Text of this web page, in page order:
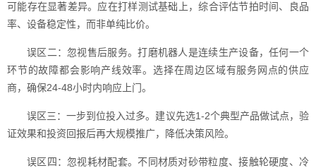
可能存在显著差异。应在打样测试基础上，综合评估节拍时间、良品
率、设备稳定性，而非单纯比价。
误区二：忽视售后服务。打磨机器人是连续生产设备，任何一个
环节的故障都会影响产线效率。选择在周边区域有服务网点的供应
商，确保24-48小时内响应上门。
误区三：一步到位投入过多。建议先选1-2个典型产品做试点，验
证效果和投资回报后再大规模推广，降低决策风险。
误区四：忽视耗材配套。不同材质对砂带粒度、接触轮硬度、冷